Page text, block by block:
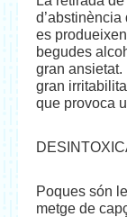
es
begudes
gran ansietat.
gran
que provoca
Poques són
metge de